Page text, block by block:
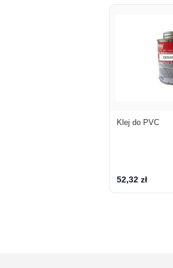
Klej do PVC
52,32 zł